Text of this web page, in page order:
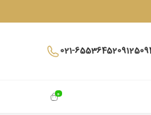
021-65536452
0